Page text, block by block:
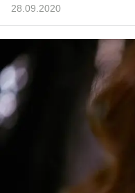
28.09.2020